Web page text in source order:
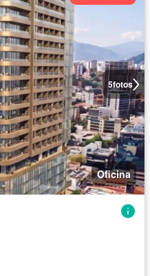
5fotos
Oficina